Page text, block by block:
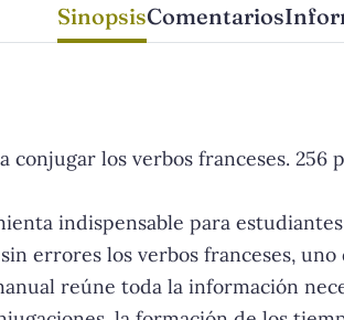
SinopsisComentarios
los verbos franceses. 256
indispensable para
errores los verbos franceses,
reúne toda la información